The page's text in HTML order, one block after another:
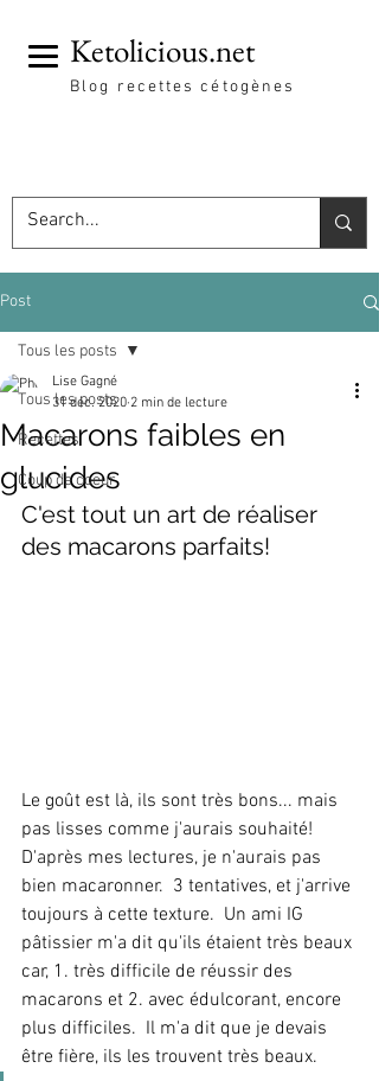
Ketolicious.net
Blog recettes cétogènes
Post
Tous les posts
Recettes
Coup de coeur
Tous les posts
Macarons faibles en
glucides
Lise Gagné
31 déc. 2020 2 min de lecture
C'est tout un art de réaliser
des macarons parfaits!
Le goût est là, ils sont très bons... mais
pas lisses comme j'aurais souhaité!
D'après mes lectures, je n'aurais pas
bien macaronner.  3 tentatives, et j'arrive
toujours à cette texture.  Un ami IG
pâtissier m'a dit qu'ils étaient très beaux
car, 1. très difficile de réussir des
macarons et 2. avec édulcorant, encore
plus difficiles.  Il m'a dit que je devais
être fière, ils les trouvent très beaux.